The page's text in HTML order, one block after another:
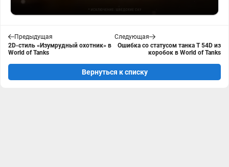
Предыдущая
2D-стиль «Изумрудный охотник» в
World of Tanks
Следующая
Ошибка со статусом танка T 54D из
коробок в World of Tanks
Вернуться к списку